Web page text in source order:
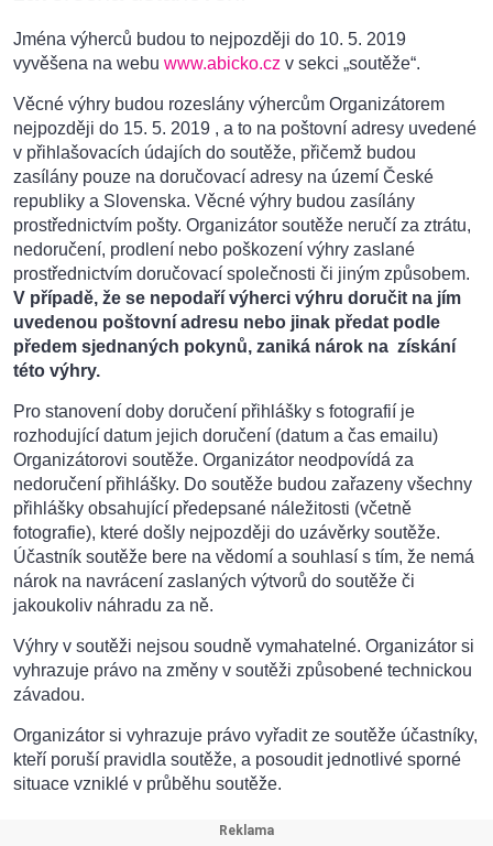
Jména výherců budou to nejpozději do 10. 5. 2019
vyvěšena na webu www.abicko.cz v sekci „soutěže“.
Věcné výhry budou rozeslány výhercům Organizátorem
nejpozději do 15. 5. 2019 , a to na poštovní adresy uvedené
v přihlašovacích údajích do soutěže, přičemž budou
zasílány pouze na doručovací adresy na území České
republiky a Slovenska. Věcné výhry budou zasílány
prostřednictvím pošty. Organizátor soutěže neručí za ztrátu,
nedoručení, prodlení nebo poškození výhry zaslané
prostřednictvím doručovací společnosti či jiným způsobem.
V případě, že se nepodaří výherci výhru doručit na jím
uvedenou poštovní adresu nebo jinak předat podle
předem sjednaných pokynů, zaniká nárok na získání
této výhry.
Pro stanovení doby doručení přihlášky s fotografií je
rozhodující datum jejich doručení (datum a čas emailu)
Organizátorovi soutěže. Organizátor neodpovídá za
nedoručení přihlášky. Do soutěže budou zařazeny všechny
přihlášky obsahující předepsané náležitosti (včetně
fotografie), které došly nejpozději do uzávěrky soutěže.
Účastník soutěže bere na vědomí a souhlasí s tím, že nemá
nárok na navrácení zaslaných výtvorů do soutěže či
jakoukoliv náhradu za ně.
Výhry v soutěži nejsou soudně vymahatelné. Organizátor si
vyhrazuje právo na změny v soutěži způsobené technickou
závadou.
Organizátor si vyhrazuje právo vyřadit ze soutěže účastníky,
kteří poruší pravidla soutěže, a posoudit jednotlivé sporné
situace vzniklé v průběhu soutěže.